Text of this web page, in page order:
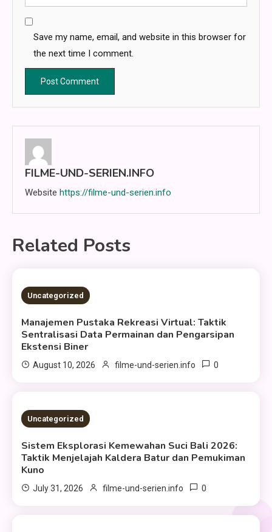
Save my name, email, and website in this browser for
the next time I comment.
FILME-UND-SERIEN.INFO
Website https://filme-und-serien.info
Related Posts
3 MINS READ
Uncategorized
Manajemen Pustaka Rekreasi Virtual: Taktik
Sentralisasi Data Permainan dan Pengarsipan
Ekstensi Biner
August 10, 2026 filme-und-serien.info 0
2 MINS READ
Uncategorized
Sistem Eksplorasi Kemewahan Suci Bali 2026:
Taktik Menjelajah Kaldera Batur dan Pemukiman
Kuno
July 31, 2026 filme-und-serien.info 0